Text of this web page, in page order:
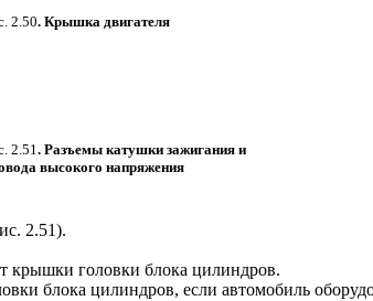
2.50. Крышка двигателя
2.51. Разъемы катушки зажигания и
высокого напряжения
2.51).
крышки головки блока цилиндров.
блока цилиндров, если автомобиль